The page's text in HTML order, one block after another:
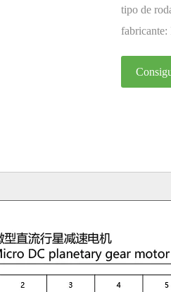
tipo de
fabricante: